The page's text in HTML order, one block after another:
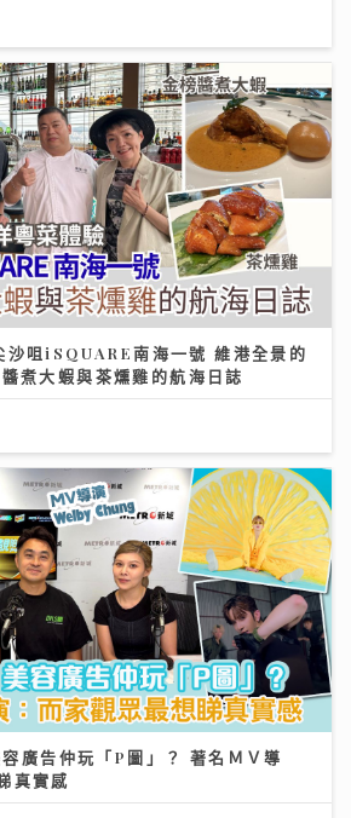
沙咀iSQUARE南海一號 維港全景的
煮大蝦與茶燻雞的航海日誌
廣告仲玩「P圖」？ 著名ＭＶ導
真實感